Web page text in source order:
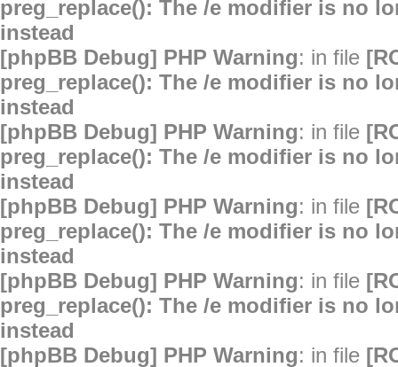
preg_replace(): The /e modifier is no
instead
[phpBB Debug] PHP Warning: in file
preg_replace(): The /e modifier is no
instead
[phpBB Debug] PHP Warning: in file
preg_replace(): The /e modifier is no
instead
[phpBB Debug] PHP Warning: in file
preg_replace(): The /e modifier is no
instead
[phpBB Debug] PHP Warning: in file
preg_replace(): The /e modifier is no
instead
[phpBB Debug] PHP Warning: in file